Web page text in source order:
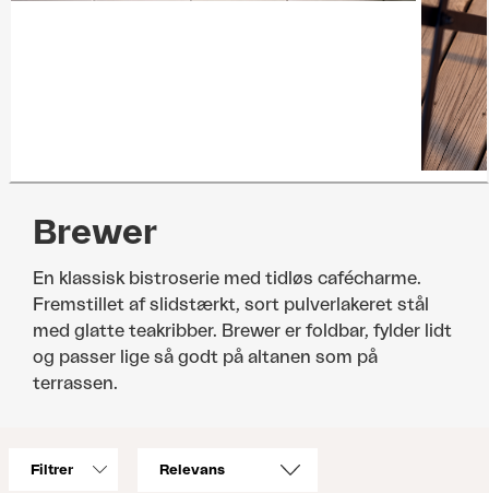
Brewer
En klassisk bistroserie med tidløs cafécharme.
Fremstillet af slidstærkt, sort pulverlakeret stål
med glatte teakribber. Brewer er foldbar, fylder lidt
og passer lige så godt på altanen som på
terrassen.
Filtrer